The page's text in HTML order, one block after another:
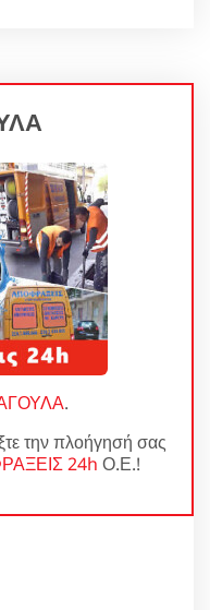
.
την πλοήγησή σας
24h Ο.Ε.!